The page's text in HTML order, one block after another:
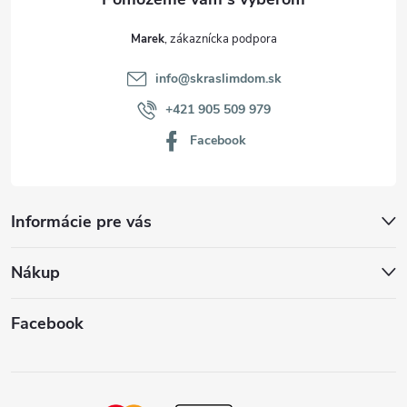
Informácie pre vás
Nákup
Marek
info@skraslimdom.sk
+421 905 509 979
Facebook
Facebook